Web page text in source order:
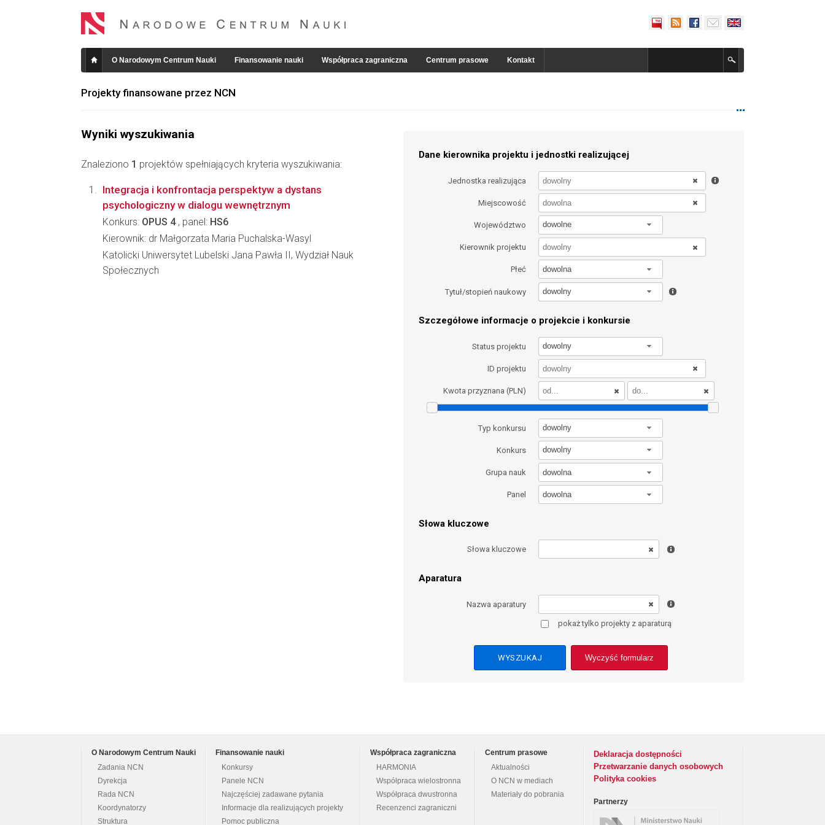
O Narodowym Centrum Nauki Finansowanie nauki Współpraca zagraniczna Centrum prasowe Kontakt
Projekty finansowane przez NCN
Wyniki wyszukiwania
Znaleziono 1 projektów spełniających kryteria wyszukiwania:
Dane kierownika projektu i jednostki realizującej
Jednostka realizująca
Miejscowość
Województwo dowolne
Kierownik projektu
Płeć dowolna
Tytuł/stopień naukowy dowolny
Szczegółowe informacje o projekcie i konkursie
Status projektu dowolny
ID projektu
Kwota przyznana (PLN)
Typ konkursu dowolny
Konkurs dowolny
Grupa nauk dowolna
Panel dowolna
Słowa kluczowe
Słowa kluczowe
Aparatura
Nazwa aparatury
pokaż tylko projekty z aparaturą
Wyczyść formularz
Integracja i konfrontacja perspektyw a dystans
psychologiczny w dialogu wewnętrznym
Konkurs: OPUS 4, panel: HS6
Kierownik: dr Małgorzata Maria Puchalska-Wasyl
Katolicki Uniwersytet Lubelski Jana Pawła II, Wydział Nauk
Społecznych
O Narodowym Centrum Nauki
Zadania NCN
Dyrekcja
Rada NCN
Koordynatorzy
Struktura
Finansowanie nauki
Konkursy
Panele NCN
Najczęściej zadawane pytania
Informacje dla realizujących projekty
Pomoc publiczna
Współpraca zagraniczna
HARMONIA
Współpraca wielostronna
Współpraca dwustronna
Recenzenci zagraniczni
Centrum prasowe
Aktualności
O NCN w mediach
Materiały do pobrania
Deklaracja dostępności
Przetwarzanie danych osobowych
Polityka cookies
Partnerzy